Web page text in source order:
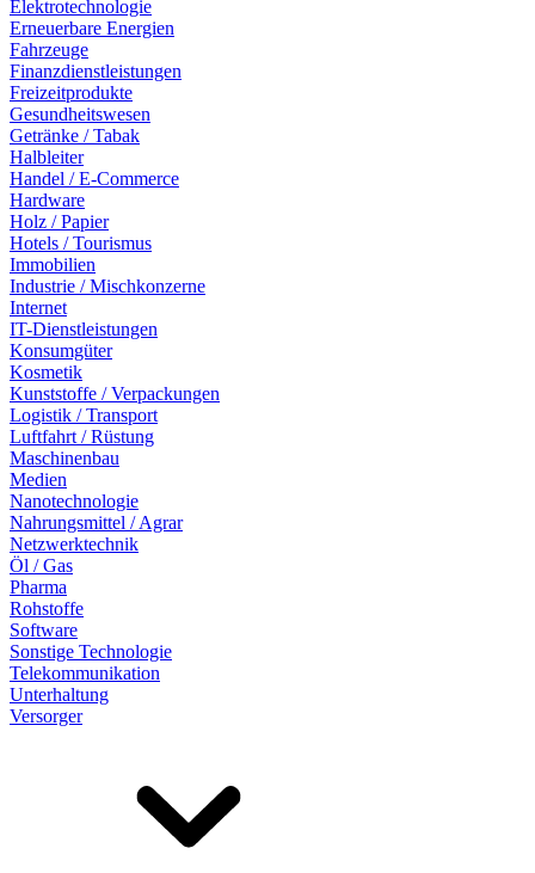
Elektrotechnologie
Erneuerbare Energien
Fahrzeuge
Finanzdienstleistungen
Freizeitprodukte
Gesundheitswesen
Getränke / Tabak
Halbleiter
Handel / E-Commerce
Hardware
Holz / Papier
Hotels / Tourismus
Immobilien
Industrie / Mischkonzerne
Internet
IT-Dienstleistungen
Konsumgüter
Kosmetik
Kunststoffe / Verpackungen
Logistik / Transport
Luftfahrt / Rüstung
Maschinenbau
Medien
Nanotechnologie
Nahrungsmittel / Agrar
Netzwerktechnik
Öl / Gas
Pharma
Rohstoffe
Software
Sonstige Technologie
Telekommunikation
Unterhaltung
Versorger